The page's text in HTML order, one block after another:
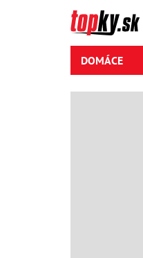
DOMÁCE